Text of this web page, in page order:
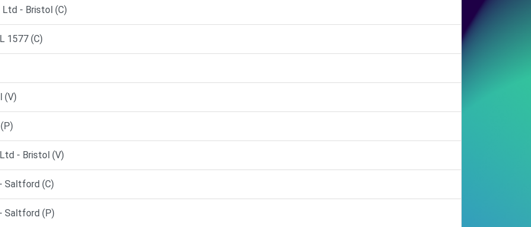
Ltd - Bristol (C)
1577 (C)
(V)
- Bristol (V)
Saltford (C)
Saltford (P)